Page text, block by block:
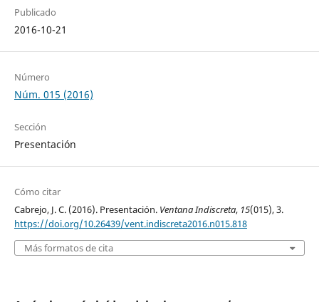
Publicado
2016-10-21
Número
Núm. 015 (2016)
Sección
Presentación
Cómo citar
Cabrejo, J. C. (2016). Presentación. Ventana Indiscreta, 15(015), 3.
https://doi.org/10.26439/vent.indiscreta2016.n015.818
Más formatos de cita